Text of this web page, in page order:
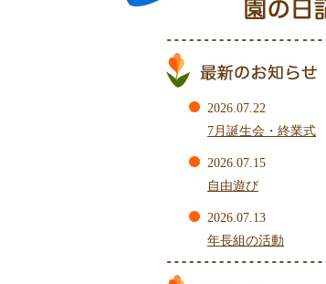
2026.07.22
7月誕生会・終業式
2026.07.15
自由遊び
2026.07.13
年長組の活動